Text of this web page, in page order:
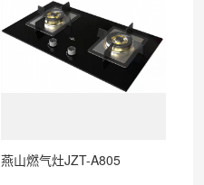
燕山燃气灶JZT-A805